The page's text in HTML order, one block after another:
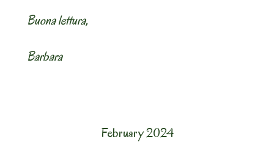
Buona lettura,
Barbara
February 2024